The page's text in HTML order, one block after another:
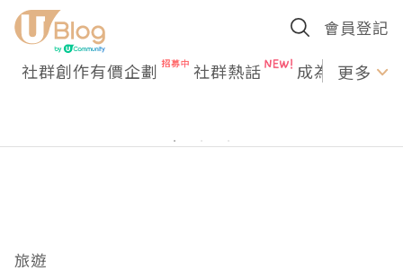
會員登記
社群創作有價企劃 社群熱話 成為U更多
旅遊